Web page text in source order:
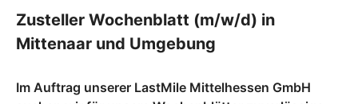
Zusteller Wochenblatt (m/w/d) in
Mittenaar und Umgebung
Im Auftrag unserer LastMile Mittelhessen GmbH